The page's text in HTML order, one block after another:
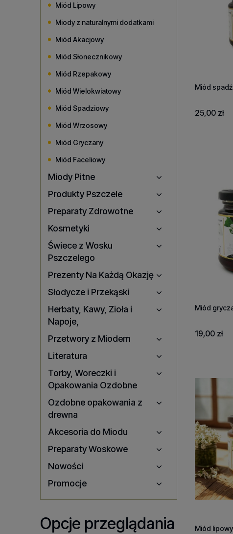
Miód Lipowy
Miody z naturalnymi dodatkami
Miód Akacjowy
Miód Słonecznikowy
Miód Rzepakowy
Miód Wielokwiatowy
Miód Spadziowy
Miód Wrzosowy
Miód Gryczany
Miód Faceliowy
Miody Pitne
Produkty Pszczele
Preparaty Zdrowotne
Kosmetyki
Świece z Wosku
Pszczelego
Prezenty Na Każdą Okazję
Słodycze i Przekąski
Herbaty, Kawy, Zioła i
Napoje,
Przetwory z Miodem
Literatura
Torby, Woreczki i
Opakowania Ozdobne
Ozdobne opakowania z
drewna
Akcesoria do Miodu
Preparaty Woskowe
Nowości
Promocje
Opcje przeglądania
Miód
25,00 zł
Miód
19,00 zł
Miód